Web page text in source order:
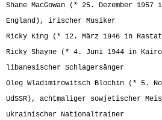
Shane MacGowan (* 25. Dezember
England), irischer Musiker
Ricky King (* 12. März 1946 in
Ricky Shayne (* 4. Juni 1944 in
libanesischer Schlagersänger
Oleg Wladimirowitsch Blochin (* 5.
UdSSR), achtmaliger sowjetischer
ukrainischer Nationaltrainer